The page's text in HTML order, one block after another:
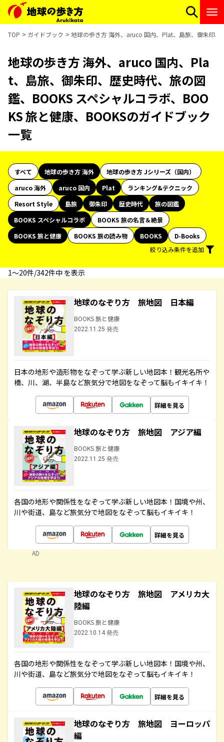
TOP ガイドブック 地球の歩き方 海外、aruco 国内、Plat、島旅、御朱印、
地球の歩き方 海外、aruco 国内、Pla
t、島旅、御朱印、歴史時代、旅の図
鑑、BOOKS スペシャルコラボ、BOO
KS 旅と健康、BOOKSのガイドブック
一覧
すべて 地球の歩き方 海外
地球の歩き方 Jシリーズ（国内）
aruco 海外
aruco 国内 Plat
ランキング&テクニック
Resort Style
島旅 御朱印 歴史時代
旅の図鑑
BOOKS スペシャルコラボ
BOOKS 旅の名言＆絶景
BOOKS 旅と健康
BOOKS 旅の読み物 BOOKS
D-Books
絞り込み条件を追加
1〜20件/342件中 を表示
地球のなぞり方 旅地図 日本編
BOOKS 旅と健康
2022.11.25 発売
日本の地形や造形物をなぞって学ぶ新しい地図本！観光名所や
橋、川、湖、半島など旅気分で地図をなぞって脳もイキイキ！
詳細を見る
地球のなぞり方 旅地図 アジア編
BOOKS 旅と健康
2022.11.25 発売
各国の地形や関係性をなぞって学ぶ新しい地図本！国境や州、
川や街道、島など旅気分で地図をなぞって脳もイキイキ！
詳細を見る
AD
地球のなぞり方 旅地図 アメリカ大
陸編
BOOKS 旅と健康
2022.10.14 発売
各国の地形や関係性をなぞって学ぶ新しい地図本！国境や州、
川や街道、島など旅気分で地図をなぞって脳もイキイキ！
詳細を見る
地球のなぞり方 旅地図 ヨーロッパ
編